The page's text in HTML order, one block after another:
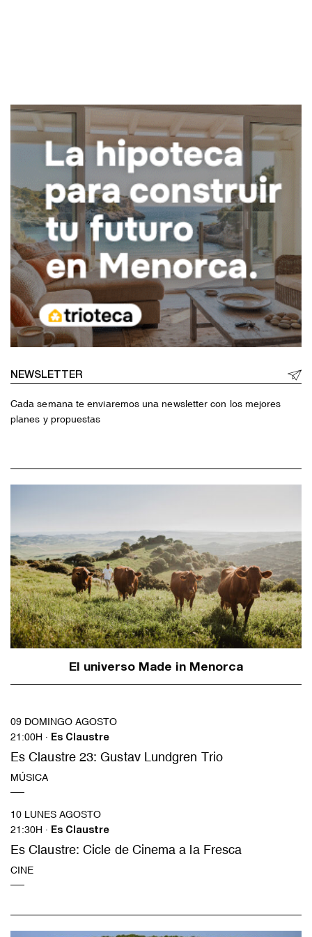
NEWSLETTER
Cada semana te enviaremos una newsletter con los mejores
planes y propuestas
El universo Made in Menorca
09 DOMINGO AGOSTO
21:00H · Es Claustre
Es Claustre 23: Gustav Lundgren Trio
MÚSICA
10 LUNES AGOSTO
21:30H · Es Claustre
Es Claustre: Cicle de Cinema a la Fresca
CINE